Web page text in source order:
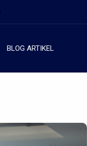
BLOG ARTIKEL